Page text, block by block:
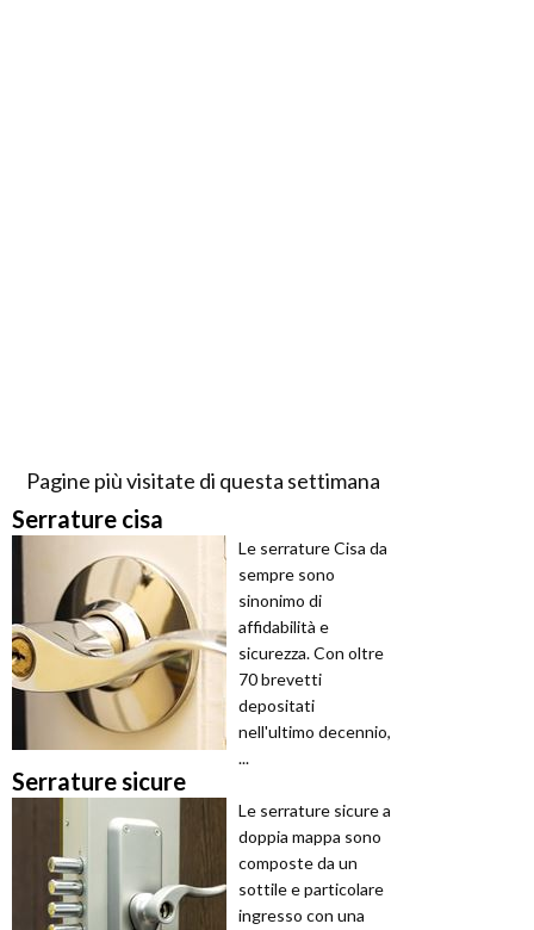
Pagine più visitate di questa settimana
Serrature cisa
Le serrature Cisa da
sempre sono
sinonimo di
affidabilità e
sicurezza. Con oltre
70 brevetti
depositati
nell'ultimo decennio,
...
Serrature sicure
Le serrature sicure a
doppia mappa sono
composte da un
sottile e particolare
ingresso con una